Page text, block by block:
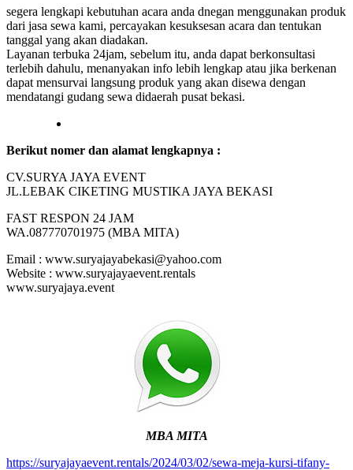
segera lengkapi kebutuhan acara anda dnegan menggunakan produk
dari jasa sewa kami, percayakan kesuksesan acara dan tentukan
tanggal yang akan diadakan.
Layanan terbuka 24jam, sebelum itu, anda dapat berkonsultasi
terlebih dahulu, menanyakan info lebih lengkap atau jika berkenan
dapat mensurvai langsung produk yang akan disewa dengan
mendatangi gudang sewa didaerah pusat bekasi.
Berikut nomer dan alamat lengkapnya :
CV.SURYA JAYA EVENT
JL.LEBAK CIKETING MUSTIKA JAYA BEKASI
FAST RESPON 24 JAM
WA.087770701975 (MBA MITA)
Email : www.suryajayabekasi@yahoo.com
Website : www.suryajayaevent.rentals
www.suryajaya.event
MBA MITA
https://suryajayaevent.rentals/2024/03/02/sewa-meja-kursi-tifany-